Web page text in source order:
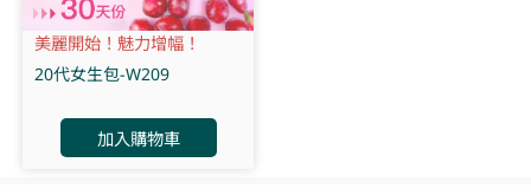
美麗開始！魅力增幅！
20代女生包-W209
加入購物車